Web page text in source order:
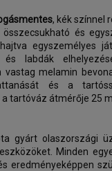
, kék színnel
és
egyszemélyes
labdák
melamin
és a
tartóváz átmérője 25
gyárt olaszországi
Minden
eredményeképpen